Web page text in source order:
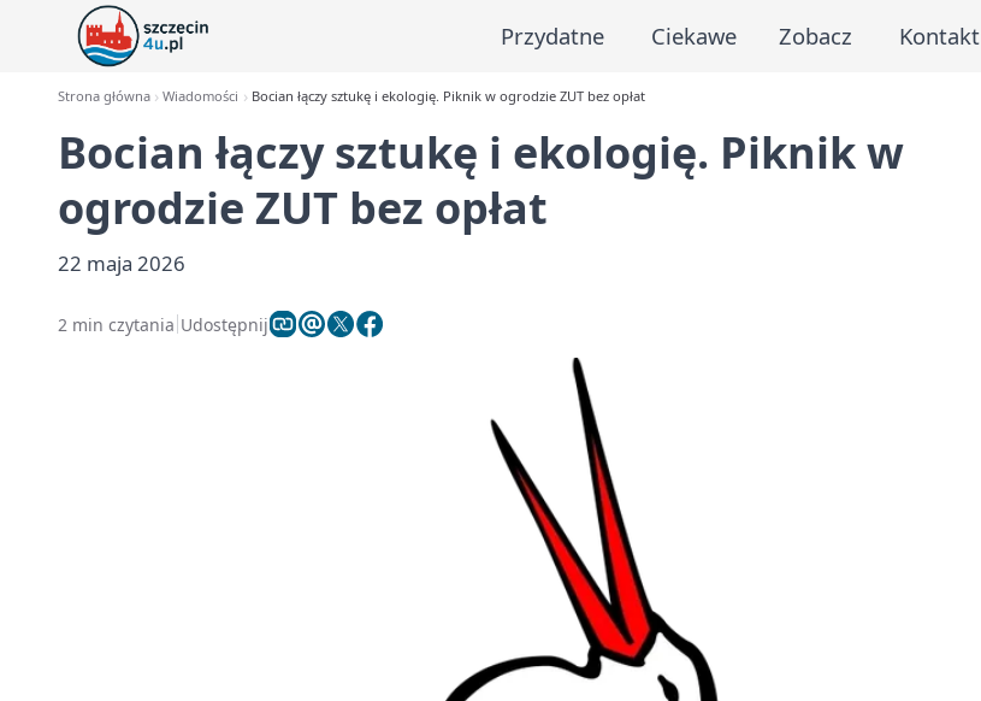
Przydatne Ciekawe Zobacz Kontakt
Strona główna Wiadomości Bocian łączy sztukę i ekologię. Piknik w ogrodzie ZUT bez opłat
Bocian łączy sztukę i ekologię. Piknik w
ogrodzie ZUT bez opłat
22 maja 2026
2 min czytania Udostępnij